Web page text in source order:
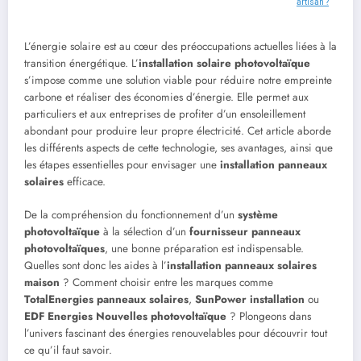
artisan ?
L’énergie solaire est au cœur des préoccupations actuelles liées à la
transition énergétique. L’installation solaire photovoltaïque
s’impose comme une solution viable pour réduire notre empreinte
carbone et réaliser des économies d’énergie. Elle permet aux
particuliers et aux entreprises de profiter d’un ensoleillement
abondant pour produire leur propre électricité. Cet article aborde
les différents aspects de cette technologie, ses avantages, ainsi que
les étapes essentielles pour envisager une installation panneaux
solaires efficace.
De la compréhension du fonctionnement d’un système
photovoltaïque à la sélection d’un fournisseur panneaux
photovoltaïques, une bonne préparation est indispensable.
Quelles sont donc les aides à l’installation panneaux solaires
maison ? Comment choisir entre les marques comme
TotalEnergies panneaux solaires, SunPower installation ou
EDF Energies Nouvelles photovoltaïque ? Plongeons dans
l’univers fascinant des énergies renouvelables pour découvrir tout
ce qu’il faut savoir.